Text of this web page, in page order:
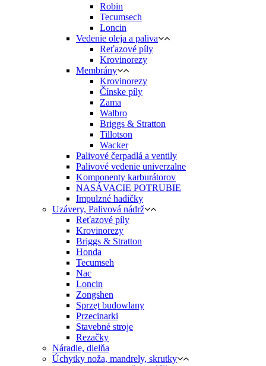
Robin
Tecumsech
Loncin
Vedenie oleja a paliva
Reťazové píly
Krovinorezy
Membrány
Krovinorezy
Čínske píly
Zama
Walbro
Briggs & Stratton
Tillotson
Wacker
Palivové čerpadlá a ventily
Palivové vedenie univerzalne
Komponenty karburátorov
NASÁVACIE POTRUBIE
Impulzné hadičky
Uzávery, Palivová nádrž
Reťazové píly
Krovinorezy
Briggs & Stratton
Honda
Tecumseh
Nac
Loncin
Zongshen
Sprzęt budowlany
Przecinarki
Stavebné stroje
Rezačky
Náradie, dielňa
Úchytky noža, mandrely, skrutky